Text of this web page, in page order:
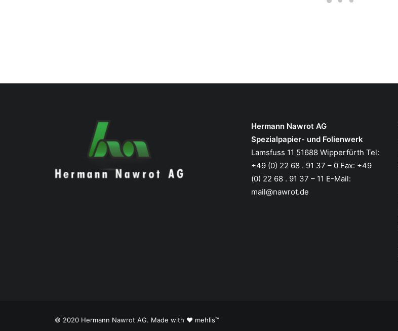
Hermann Nawrot AG
Spezialpapier- und Folienwerk
Lamsfuss 11 51688 Wipperfürth Tel:
+49 (0) 22 68 . 91 37 – 0 Fax: +49
(0) 22 68 . 91 37 – 11 E-Mail:
mail@nawrot.de
© 2020 Hermann Nawrot AG. Made with ❤️ mehlis™